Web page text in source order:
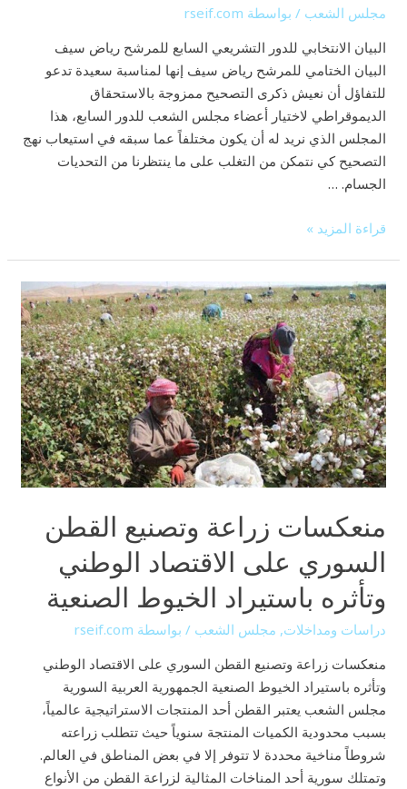
مجلس الشعب / بواسطة rseif.com
البيان الانتخابي للدور التشريعي السابع للمرشح رياض سيف
البيان الختامي للمرشح رياض سيف إنها لمناسبة سعيدة تدعو
للتفاؤل أن نعيش ذكرى التصحيح ممزوجة بالاستحقاق
الديموقراطي لاختيار أعضاء مجلس الشعب للدور السابع، هذا
المجلس الذي نريد له أن يكون مختلفاً عما سبقه في استيعاب نهج
التصحيح كي نتمكن من التغلب على ما ينتظرنا من التحديات
الجسام. …
قراءة المزيد »
منعكسات زراعة وتصنيع القطن
السوري على الاقتصاد الوطني
وتأثره باستيراد الخيوط الصنعية
دراسات ومداخلات, مجلس الشعب / بواسطة rseif.com
منعكسات زراعة وتصنيع القطن السوري على الاقتصاد الوطني
وتأثره باستيراد الخيوط الصنعية الجمهورية العربية السورية
مجلس الشعب يعتبر القطن أحد المنتجات الاستراتيجية عالمياً،
بسبب محدودية الكميات المنتجة سنوياً حيث تتطلب زراعته
شروطاً مناخية محددة لا تتوفر إلا في بعض المناطق في العالم.
وتمتلك سورية أحد المناخات المثالية لزراعة القطن من الأنواع
منعكسات
زراعة
وتصنيع
القطن
السوري
على
الاقتصاد
الوطني
وتأثره
الخيوط
الصنعية